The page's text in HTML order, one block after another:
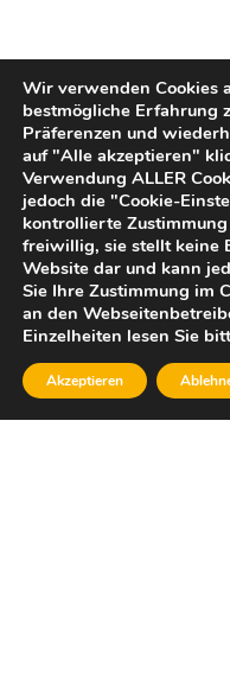
Wir verwenden Cookies
bestmögliche Erfahrung
Präferenzen und
auf "Alle akzeptieren"
Verwendung ALLER
jedoch die "Cookie-
kontrollierte
freiwillig, sie stellt keine
Website dar und kann
Sie Ihre Zustimmung im
an den
Einzelheiten lesen Sie
Akzeptieren